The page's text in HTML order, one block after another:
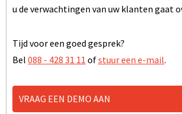
u de verwachtingen van uw klanten gaat
Tijd voor een goed gesprek?
Bel 088 - 428 31 11 ofstuur een e-mail.
VRAAG EEN DEMO AAN